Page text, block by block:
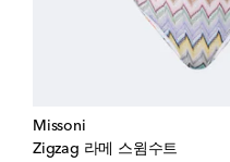
Missoni
Zigzag 라메 스윔수트